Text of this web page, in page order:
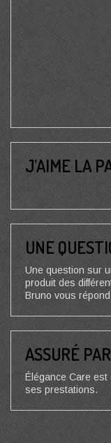
J’AIME LA
UNE
Une question sur
produit des
Bruno vous
ASSURÉ
Élégance Care
ses prestations.